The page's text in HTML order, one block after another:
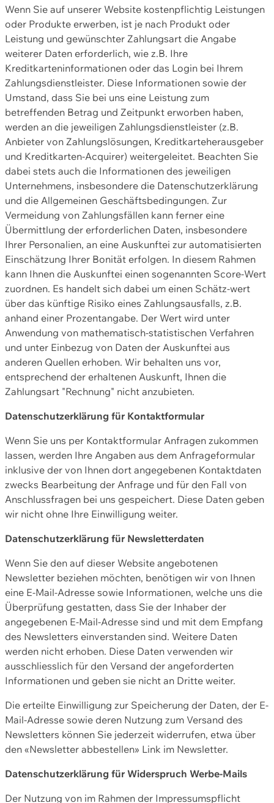
Wenn Sie auf unserer Website kostenpflichtig Leistungen
oder Produkte erwerben, ist je nach Produkt oder
Leistung und gewünschter Zahlungsart die Angabe
weiterer Daten erforderlich, wie z.B. Ihre
Kreditkarteninformationen oder das Login bei Ihrem
Zahlungsdienstleister. Diese Informationen sowie der
Umstand, dass Sie bei uns eine Leistung zum
betreffenden Betrag und Zeitpunkt erworben haben,
werden an die jeweiligen Zahlungsdienstleister (z.B.
Anbieter von Zahlungslösungen, Kreditkarteherausgeber
und Kreditkarten-Acquirer) weitergeleitet. Beachten Sie
dabei stets auch die Informationen des jeweiligen
Unternehmens, insbesondere die Datenschutzerklärung
und die Allgemeinen Geschäftsbedingungen. Zur
Vermeidung von Zahlungsfällen kann ferner eine
Übermittlung der erforderlichen Daten, insbesondere
Ihrer Personalien, an eine Auskunftei zur automatisierten
Einschätzung Ihrer Bonität erfolgen. In diesem Rahmen
kann Ihnen die Auskunftei einen sogenannten Score-Wert
zuordnen. Es handelt sich dabei um einen Schätz-wert
über das künftige Risiko eines Zahlungsausfalls, z.B.
anhand einer Prozentangabe. Der Wert wird unter
Anwendung von mathematisch-statistischen Verfahren
und unter Einbezug von Daten der Auskunftei aus
anderen Quellen erhoben. Wir behalten uns vor,
entsprechend der erhaltenen Auskunft, Ihnen die
Zahlungsart "Rechnung" nicht anzubieten.
Datenschutzerklärung für Kontaktformular
Wenn Sie uns per Kontaktformular Anfragen zukommen
lassen, werden Ihre Angaben aus dem Anfrageformular
inklusive der von Ihnen dort angegebenen Kontaktdaten
zwecks Bearbeitung der Anfrage und für den Fall von
Anschlussfragen bei uns gespeichert. Diese Daten geben
wir nicht ohne Ihre Einwilligung weiter.
Datenschutzerklärung für Newsletterdaten
Wenn Sie den auf dieser Website angebotenen
Newsletter beziehen möchten, benötigen wir von Ihnen
eine E-Mail-Adresse sowie Informationen, welche uns die
Überprüfung gestatten, dass Sie der Inhaber der
angegebenen E-Mail-Adresse sind und mit dem Empfang
des Newsletters einverstanden sind. Weitere Daten
werden nicht erhoben. Diese Daten verwenden wir
ausschliesslich für den Versand der angeforderten
Informationen und geben sie nicht an Dritte weiter.
Die erteilte Einwilligung zur Speicherung der Daten, der E-
Mail-Adresse sowie deren Nutzung zum Versand des
Newsletters können Sie jederzeit widerrufen, etwa über
den «Newsletter abbestellen» Link im Newsletter.
Datenschutzerklärung für Widerspruch Werbe-Mails
Der Nutzung von im Rahmen der Impressumspflicht